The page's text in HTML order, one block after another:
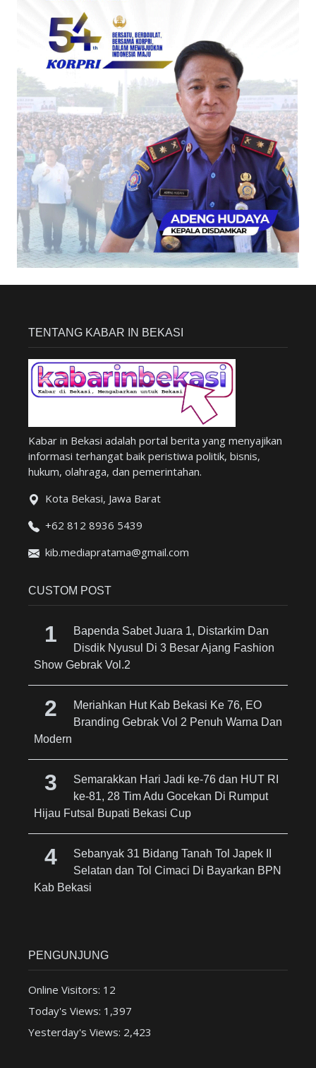
TENTANG KABAR IN BEKASI
Kabar in Bekasi adalah portal berita yang menyajikan
informasi terhangat baik peristiwa politik, bisnis,
hukum, olahraga, dan pemerintahan.
Kota Bekasi, Jawa Barat
+62 812 8936 5439
kib.mediapratama@gmail.com
CUSTOM POST
Bapenda Sabet Juara 1, Distarkim Dan
Disdik Nyusul Di 3 Besar Ajang Fashion
Show Gebrak Vol.2
Meriahkan Hut Kab Bekasi Ke 76, EO
Branding Gebrak Vol 2 Penuh Warna Dan
Modern
Semarakkan Hari Jadi ke-76 dan HUT RI
ke-81, 28 Tim Adu Gocekan Di Rumput
Hijau Futsal Bupati Bekasi Cup
Sebanyak 31 Bidang Tanah Tol Japek II
Selatan dan Tol Cimaci Di Bayarkan BPN
Kab Bekasi
PENGUNJUNG
Online Visitors: 12
Today's Views: 1,397
Yesterday's Views: 2,423